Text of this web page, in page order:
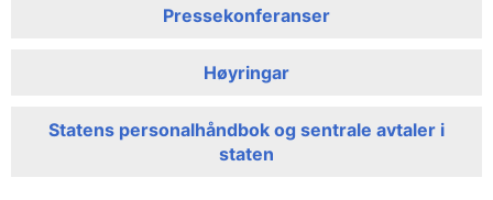
Pressekonferanser
Høyringar
Statens personalhåndbok og sentrale avtaler i
staten